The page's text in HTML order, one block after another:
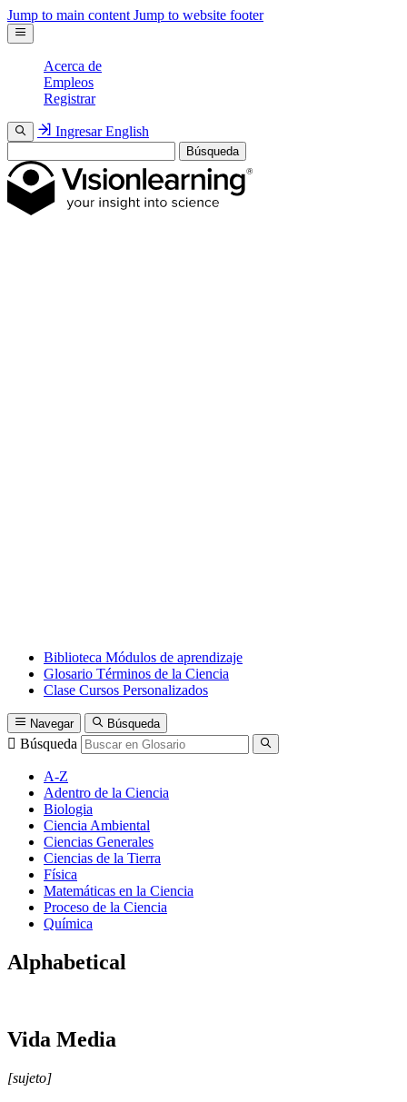
Jump to main content Jump to website footer
Acerca de
Empleos
Registrar
Ingresar English
Búsqueda
Biblioteca Módulos de aprendizaje
Glosario Términos de la Ciencia
Clase Cursos Personalizados
Navegar Búsqueda
Búsqueda
A-Z
Adentro de la Ciencia
Biologia
Ciencia Ambiental
Ciencias Generales
Ciencias de la Tierra
Física
Matemáticas en la Ciencia
Proceso de la Ciencia
Química
Alphabetical
Vida Media
[sujeto]